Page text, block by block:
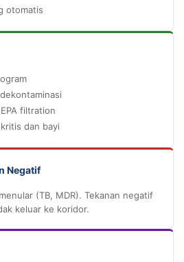
otomatis
filtration
dan bayi
Negatif
(TB, MDR). Tekanan negatif
keluar ke koridor.